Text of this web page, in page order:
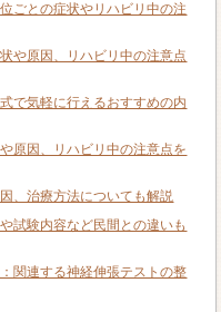
ごとの症状やリハビリ中の注
や原因、リハビリ中の注意点
で気軽に行えるおすすめの内
原因、リハビリ中の注意点を
、治療方法についても解説
試験内容など民間との違いも
関連する神経伸張テストの整